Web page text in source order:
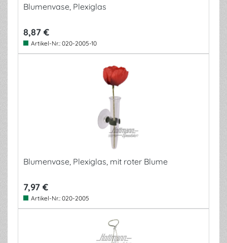
Blumenvase, Plexiglas
8,87 €
Artikel-Nr.: 020-2005-10
Blumenvase, Plexiglas, mit roter Blume
7,97 €
Artikel-Nr.: 020-2005